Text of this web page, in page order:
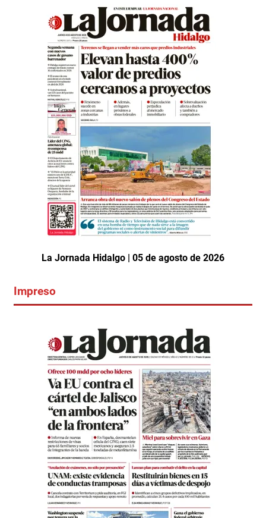
La Jornada Hidalgo | 05 de agosto de 2026
Impreso